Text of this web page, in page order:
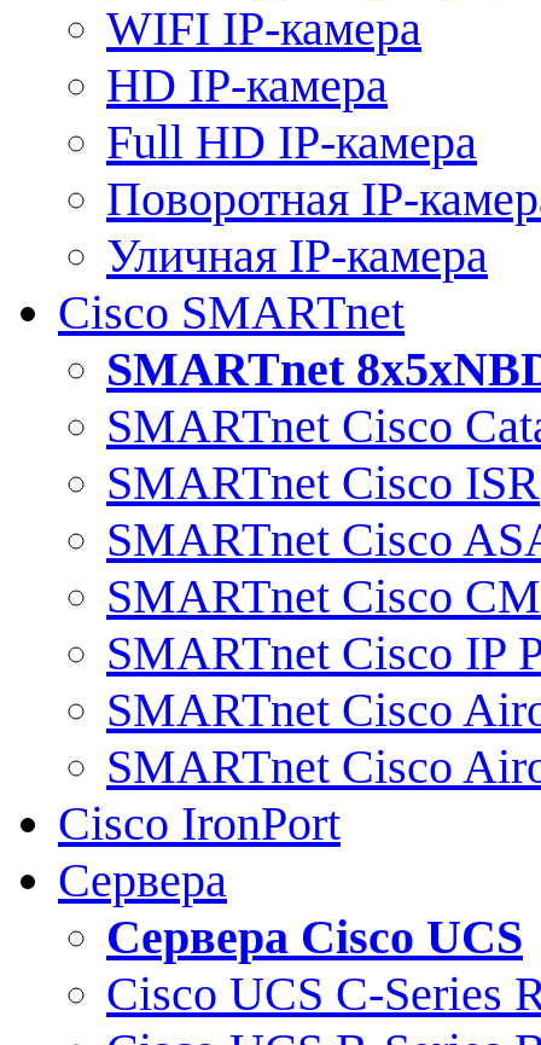
WIFI IP-камера
HD IP-камера
Full HD IP-камера
Поворотная IP-
Уличная IP-камера
Cisco SMARTnet
SMARTnet
SMARTnet Cisco
SMARTnet Cisco ISR
SMARTnet Cisco
SMARTnet Cisco
SMARTnet Cisco IP
SMARTnet Cisco
SMARTnet Cisco
Cisco IronPort
Сервера
Сервера Cisco UCS
Cisco UCS C-Series